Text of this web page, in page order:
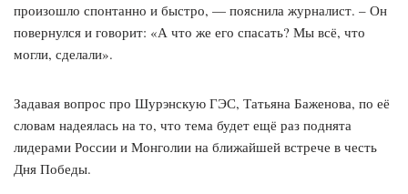
произошло спонтанно и быстро, — пояснила журналист. – Он
повернулся и говорит: «А что же его спасать? Мы всё, что
могли, сделали».
Задавая вопрос про Шурэнскую ГЭС, Татьяна Баженова, по её
словам надеялась на то, что тема будет ещё раз поднята
лидерами России и Монголии на ближайшей встрече в честь
Дня Победы.